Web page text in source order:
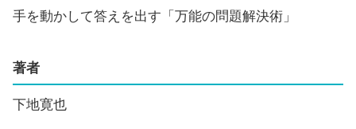
手を動かして答えを出す「万能の問題解決術」
著者
下地寛也